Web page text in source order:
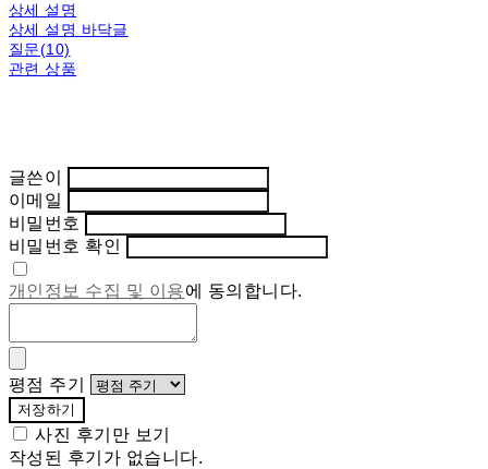
상세 설명
상세 설명 바닥글
질문(10)
관련 상품
글쓴이
이메일
비밀번호
비밀번호 확인
개인정보 수집 및 이용에 동의합니다.
평점 주기
저장하기
사진 후기만 보기
작성된 후기가 없습니다.